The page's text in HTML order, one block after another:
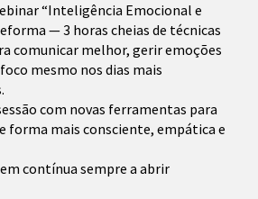
“Inteligência Emocional e
— 3 horas cheias de técnicas
comunicar melhor, gerir emoções
mesmo nos dias mais
com novas ferramentas para
forma mais consciente, empática e
contínua sempre a abrir